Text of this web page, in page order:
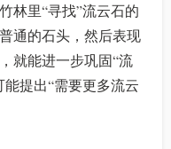
林里“寻找”流云石的
通的石头，然后表现
就能进一步巩固“流
提出“需要更多流云